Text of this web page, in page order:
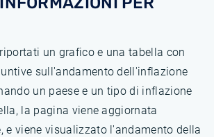
un grafico e una tabella con
sull'andamento dell'inflazione
un paese e un tipo di inflazione
la pagina viene aggiornata
e viene visualizzato l'andamento della